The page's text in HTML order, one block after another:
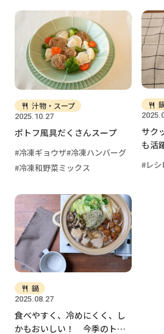
2025.10.27
汁物・スープ
ポトフ風具だくさんスープ
冷凍ギョウザ 冷凍ハンバーグ
冷凍和野菜ミックス
サク
も活
き
レシ
2025.08.27
鍋
食べやすく、冷めにくく、し
かもおいしい！ 今季のトレ